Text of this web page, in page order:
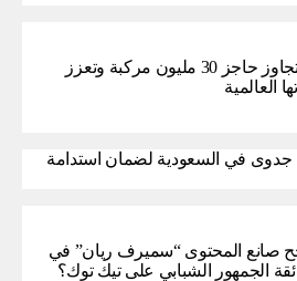
GAC تتجاوز حاجز 30 مليون مركبة وتعزز
العالمية
في السعودية لضمان استدامة
صانع المحتوى “سميرف ريان” في
الجمهور الشبابي على تيك توك؟